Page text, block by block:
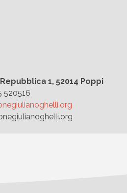
1, 52014 Poppi
520516